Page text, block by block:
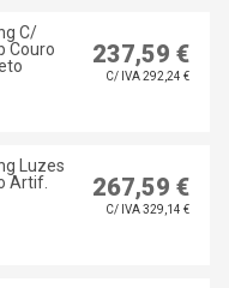
C/
Couro
237,59 €
C/ IVA 292,24 €
Luzes
Artif.
267,59 €
C/ IVA 329,14 €